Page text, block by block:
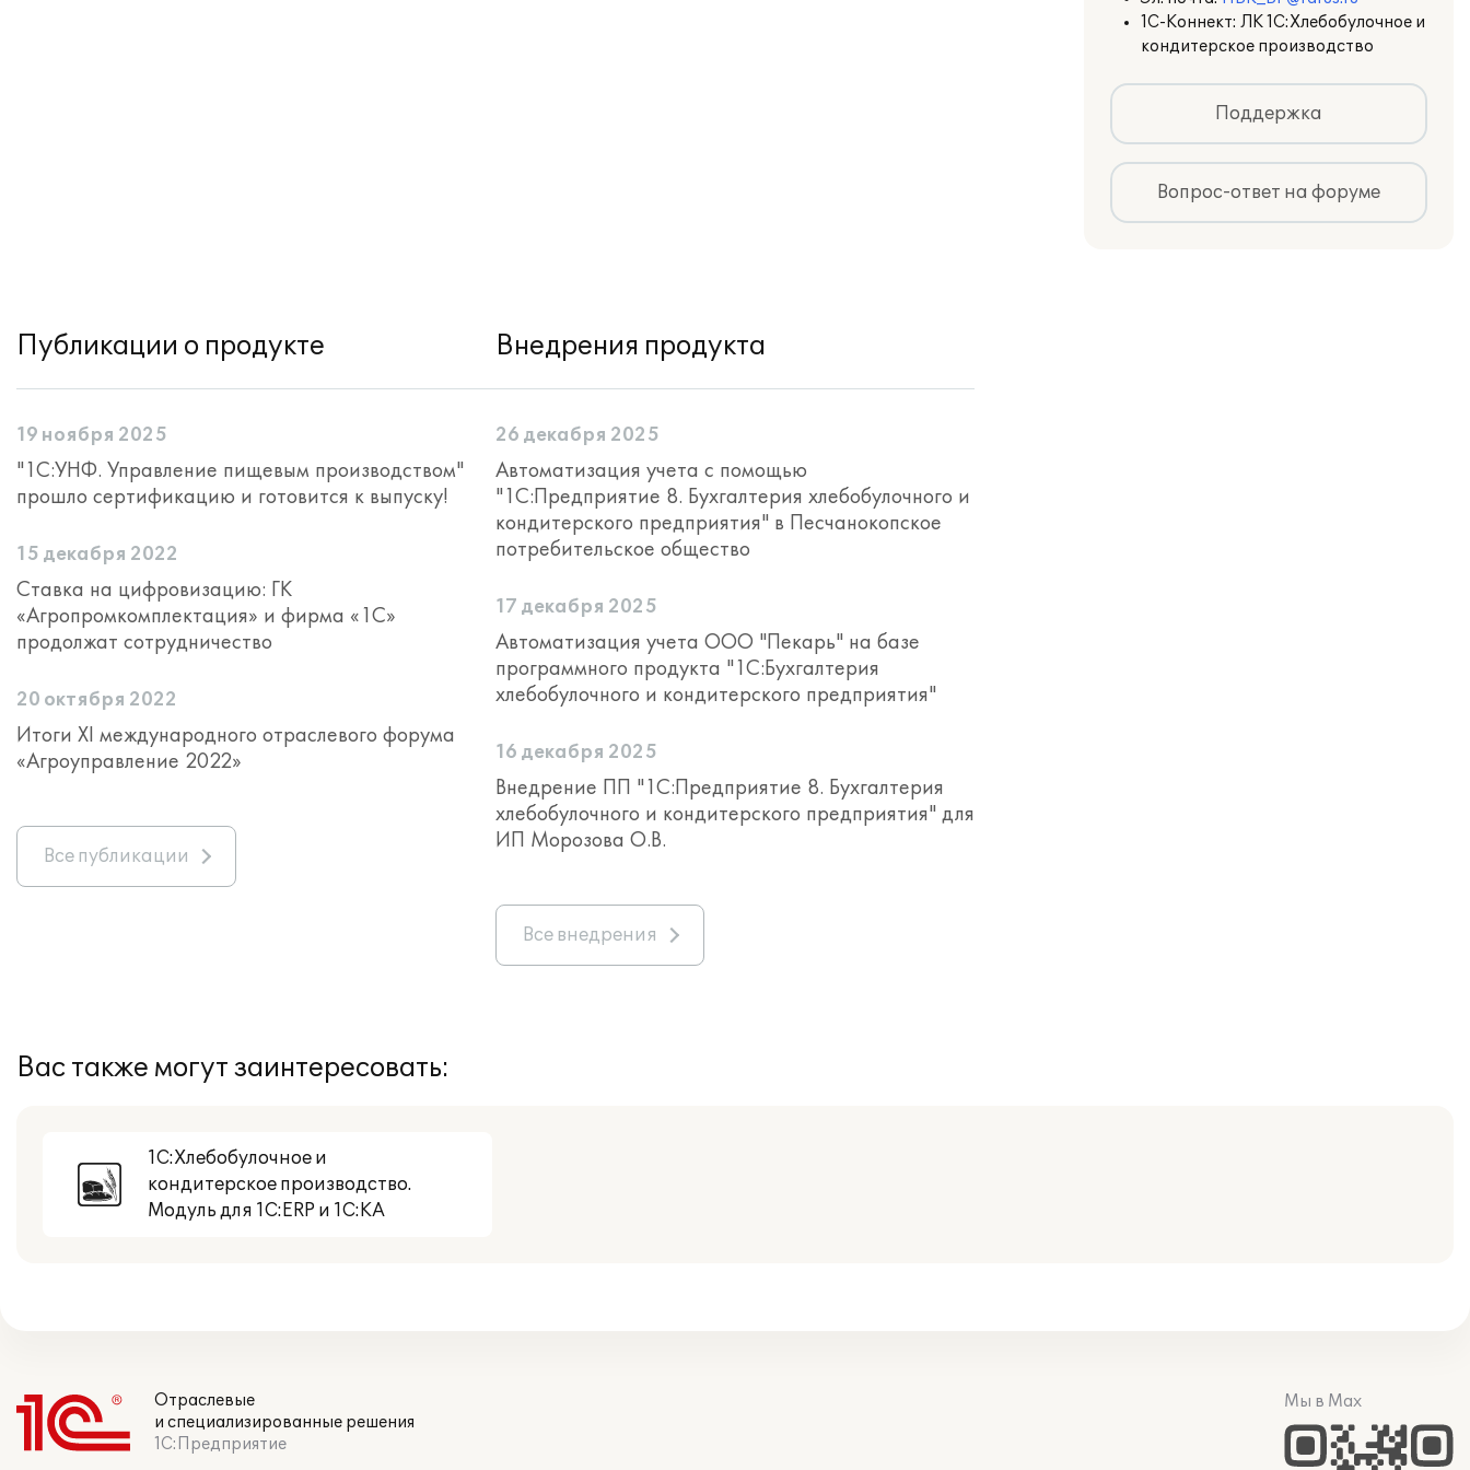
1С-Коннект: ЛК 1С:Хлебобулочное и
кондитерское производство
Поддержка
Вопрос-ответ на форуме
Публикации о продукте
19 ноября 2025
"1С:УНФ. Управление пищевым производством"
прошло сертификацию и готовится к выпуску!
15 декабря 2022
Ставка на цифровизацию: ГК
«Агропромкомплектация» и фирма «1С»
продолжат сотрудничество
20 октября 2022
Итоги XI международного отраслевого форума
«Агроуправление 2022»
Все публикации
Внедрения продукта
26 декабря 2025
Автоматизация учета с помощью
"1С:Предприятие 8. Бухгалтерия хлебобулочного и
кондитерского предприятия" в Песчанокопское
потребительское общество
17 декабря 2025
Автоматизация учета ООО "Пекарь" на базе
программного продукта "1С:Бухгалтерия
хлебобулочного и кондитерского предприятия"
16 декабря 2025
Внедрение ПП "1С:Предприятие 8. Бухгалтерия
хлебобулочного и кондитерского предприятия" для
ИП Морозова О.В.
Все внедрения
Вас также могут заинтересовать:
1С:Хлебобулочное и
кондитерское производство.
Модуль для 1С:ERP и 1С:КА
Отраслевые
и специализированные решения
1С:Предприятие
Мы в Max